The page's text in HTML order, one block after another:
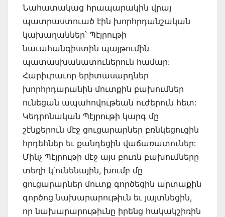
Նահատակաց հրապարակին վրայ
պատրաստուած էին խորհրդանշական
կախաղաններ՝ Պէյրութի
նաւահանգիստին պայթումին
պատասխանատուներուն համար:
Հարիւրաւոր երիտասարդներ
խորհրդարանին մուտքին բախումներ
ունեցան ապահովութեան ուժերուն հետ:
Կեդրոնական Պէյրութի կարգ մը
շէնքերուն մէջ ցուցարարներ բռնկեցուցին
հրդեհներ եւ քանդեցին վաճառատուներ:
Մինչ Պէյրութի մէջ այս բուռն բախումները
տեղի կ՛ունենային, խումբ մը
ցուցարարներ մուտք գործեցին արտաքին
գործոց նախարարութիւն եւ յայտնեցին,
որ նախարարութիւնը իրենց հակակշիռին